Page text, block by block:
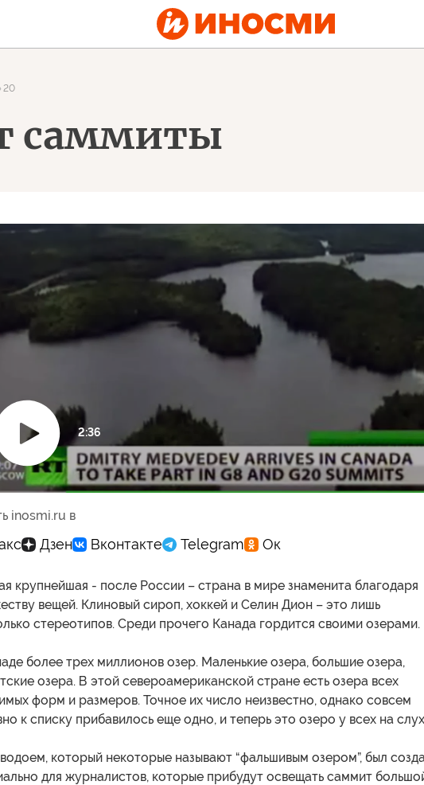
20
саммиты
2:36
inosmi.ru в
крупнейшая - после России – страна в мире знаменита благодаря
вещей. Клиновый сироп, хоккей и Селин Дион – это лишь
стереотипов. Среди прочего Канада гордится своими озерами.
более трех миллионов озер. Маленькие озера, большие озера,
озера. В этой североамериканской стране есть озера всех
форм и размеров. Точное их число неизвестно, однако совсем
к списку прибавилось еще одно, и теперь это озеро у всех на
который некоторые называют “фальшивым озером”, был
для журналистов, которые прибудут освещать саммит